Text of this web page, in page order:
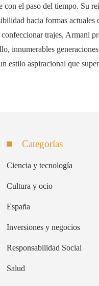
con el paso del tiempo. Su
hacia formas
trajes, Armani
innumerables
estilo aspiracional que
Categorías
Ciencia y tecnología
Cultura y ocio
España
Inversiones y negocios
Responsabilidad Social
Salud